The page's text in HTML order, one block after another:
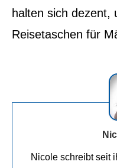
halten sich dezent,
Reisetaschen für
Nicole schreibt seit